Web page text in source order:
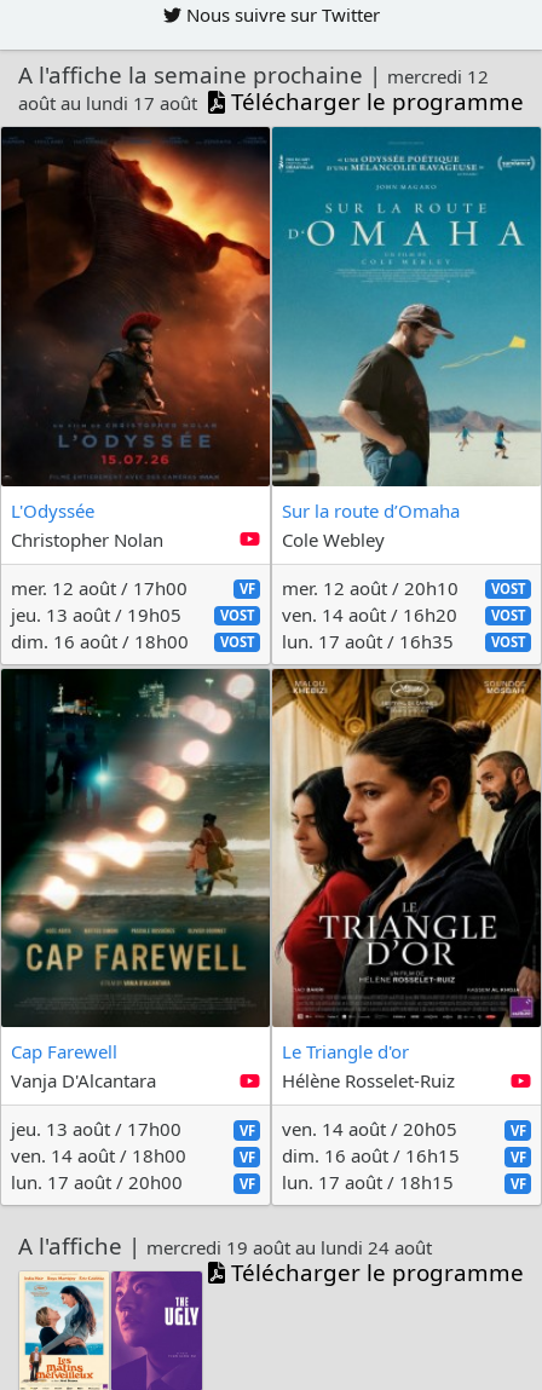
Nous suivre sur Twitter
A l'affiche la semaine prochaine | mercredi 12
août au lundi 17 août
Télécharger le programme
L'Odyssée
Christopher Nolan
mer. 12 août / 17h00
VF
jeu. 13 août / 19h05 VOST
dim. 16 août / 18h00 VOST
Sur la route d’Omaha
Cole Webley
mer. 12 août / 20h10
VOST
ven. 14 août / 16h20 VOST
lun. 17 août / 16h35 VOST
Cap Farewell
Vanja D'Alcantara
jeu. 13 août / 17h00
VF
ven. 14 août / 18h00 VF
lun. 17 août / 20h00 VF
Le Triangle d'or
Hélène Rosselet-Ruiz
ven. 14 août / 20h05
VF
dim. 16 août / 16h15 VF
lun. 17 août / 18h15 VF
A l'affiche | mercredi 19 août au lundi 24 août
Télécharger le programme